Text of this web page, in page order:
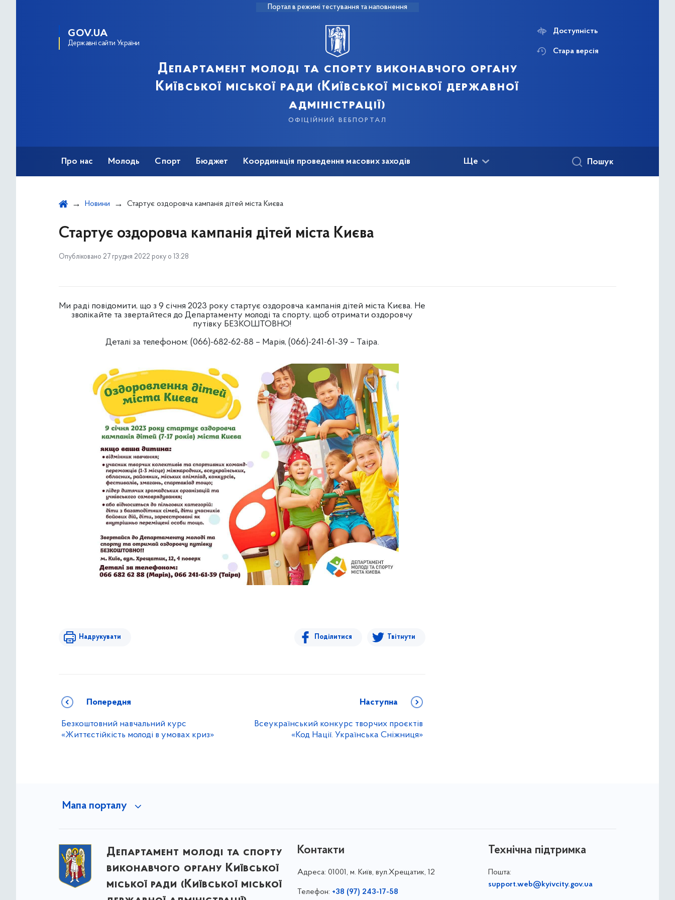
Портал в режимі тестування та наповнення
GOV.UA
Державні сайти України
Департамент молоді та спорту виконавчого органу
Київської міської ради (Київської міської державної
адміністрації)
офіційний вебпортал
Доступність
Стара версія
Про нас Молодь Спорт Бюджет Координація проведення масових заходів Ще Пошук
Новини Стартує оздоровча кампанія дітей міста Києва
Стартує оздоровча кампанія дітей міста Києва
Опубліковано 27 грудня 2022 року о 13:28
Ми раді повідомити, що з 9 січня 2023 року стартує оздоровча кампанія дітей міста Києва. Не
зволікайте та звертайтеся до Департаменту молоді та спорту, щоб отримати оздоровчу
путівку БЕЗКОШТОВНО!
Деталі за телефоном: (066)-682-62-88 – Марія, (066)-241-61-39 – Таіра.
Надрукувати Поділитися Твітнути
Попередня
Безкоштовний навчальний курс
«Життєстійкість молоді в умовах криз»
Наступна
Всеукраїнський конкурс творчих проєктів
«Код Нації. Українська Сніжниця»
Мапа порталу
Департамент молоді та спорту
виконавчого органу Київської
міської ради (Київської міської
Контакти
Адреса: 01001, м. Київ, вул.Хрещатик, 12
Телефон: +38 (97) 243-17-58
Технічна підтримка
Пошта:
support.web@kyivcity.gov.ua